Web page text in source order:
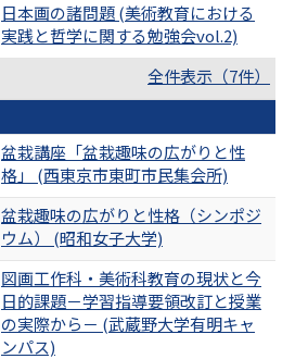
日本画の諸問題 (美術教育における
実践と哲学に関する勉強会vol.2)
全件表示（7件）
盆栽講座「盆栽趣味の広がりと性
格」 (西東京市東町市民集会所)
盆栽趣味の広がりと性格（シンポジ
ウム） (昭和女子大学)
図画工作科・美術科教育の現状と今
日的課題－学習指導要領改訂と授業
の実際から－ (武蔵野大学有明キャ
ンパス)